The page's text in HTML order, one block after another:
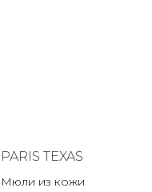
PARIS TEXAS
Мюли из кожи